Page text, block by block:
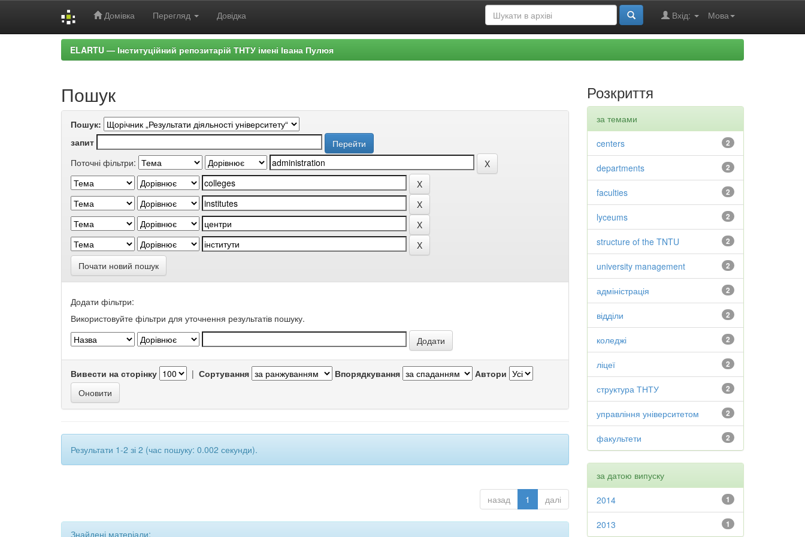
Домівка Перегляд Довідка Мова
Вхід:
ELARTU — Інституційний репозитарій ТНТУ імені Івана Пулюя
Пошук
Пошук:
запит
Поточні фільтри:
Почати новий пошук
Додати фільтри:
Використовуйте фільтри для уточнення результатів пошуку.
Вивести на сторінку | Сортування Впорядкування Автори
Результати 1-2 зі 2 (час пошуку: 0.002 секунди).
назад 1 далі
Знайдені матеріали:
Розкриття
за темами
2
centers
2
departments
2
faculties
2
lyceums
2
structure of the TNTU
2
university management
2
адміністрація
2
відділи
2
коледжі
2
ліцеї
2
структура ТНТУ
2
управління університетом
2
факультети
за датою випуску
1
2014
1
2013